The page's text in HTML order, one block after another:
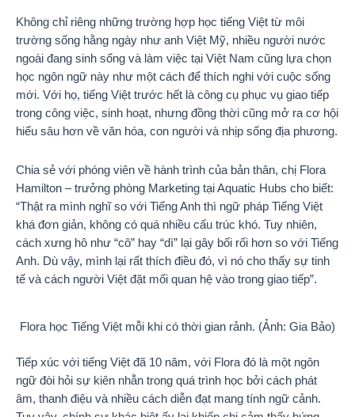
Không chỉ riêng những trường hợp học tiếng Việt từ môi
trường sống hằng ngày như anh Việt Mỹ, nhiều người nước
ngoài đang sinh sống và làm việc tại Việt Nam cũng lựa chọn
học ngôn ngữ này như một cách để thích nghi với cuộc sống
mới. Với họ, tiếng Việt trước hết là công cụ phục vụ giao tiếp
trong công việc, sinh hoạt, nhưng đồng thời cũng mở ra cơ hội
hiểu sâu hơn về văn hóa, con người và nhịp sống địa phương.
Chia sẻ với phóng viên về hành trình của bản thân, chị Flora
Hamilton – trưởng phòng Marketing tại Aquatic Hubs cho biết:
“Thật ra mình nghĩ so với Tiếng Anh thì ngữ pháp Tiếng Việt
khá đơn giản, không có quá nhiều cấu trúc khó. Tuy nhiên,
cách xưng hô như “cô” hay “dì” lại gây bối rối hơn so với Tiếng
Anh. Dù vậy, mình lại rất thích điều đó, vì nó cho thấy sự tinh
tế và cách người Việt đặt mối quan hệ vào trong giao tiếp”.
Flora học Tiếng Việt mỗi khi có thời gian rảnh. (Ảnh: Gia Bảo)
Tiếp xúc với tiếng Việt đã 10 năm, với Flora đó là một ngôn
ngữ đòi hỏi sự kiên nhẫn trong quá trình học bởi cách phát
âm, thanh điệu và nhiều cách diễn đạt mang tính ngữ cảnh.